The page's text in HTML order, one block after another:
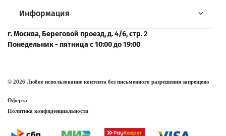
Информация
г. Москва, Береговой проезд, д. 4/6, стр. 2
Понедельник - пятница с 10:00 до 19:00
© 2026 Любое использование контента без письменного разрешения запрещено
Оферта
Политика конфиденциальности